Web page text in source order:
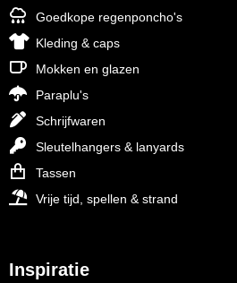
Goedkope regenponcho's
Kleding & caps
Mokken en glazen
Paraplu's
Schrijfwaren
Sleutelhangers & lanyards
Tassen
Vrije tijd, spellen & strand
Inspiratie